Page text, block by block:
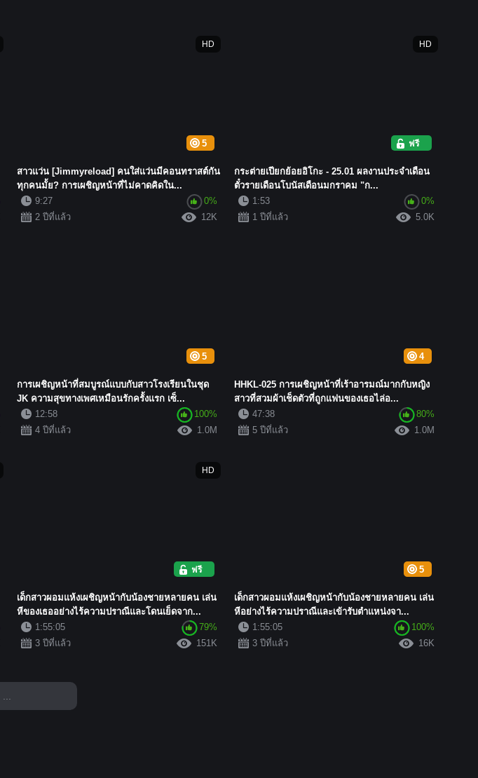
5
HD
สาวแว่น [Jimmyreload] คนใส่แว่นมีคอนทราสต์กัน
ทุกคนมั้ย? การเผชิญหน้าที่ไม่คาดคิดใน...
9:27
0%
2 ปีที่แล้ว
12K
ฟรี
HD
กระต่ายเปียกย้อยอิโกะ - 25.01 ผลงานประจำเดือน
ตั๋วรายเดือนโบนัสเดือนมกราคม "ก...
1:53
0%
1 ปีที่แล้ว
5.0K
5
การเผชิญหน้าที่สมบูรณ์แบบกับสาวโรงเรียนในชุด
JK ความสุขทางเพศเหมือนรักครั้งแรก เซ็...
12:58
100%
4 ปีที่แล้ว
1.0M
4
HHKL-025 การเผชิญหน้าที่เร้าอารมณ์มากกับหญิง
สาวที่สวมผ้าเช็ดตัวที่ถูกแฟนของเธอไล่อ...
47:38
80%
5 ปีที่แล้ว
1.0M
ฟรี
HD
เด็กสาวผอมแห้งเผชิญหน้ากับน้องชายหลายคน เล่น
หีของเธออย่างไร้ความปราณีและโดนเย็ดจาก...
1:55:05
79%
3 ปีที่แล้ว
151K
5
เด็กสาวผอมแห้งเผชิญหน้ากับน้องชายหลายคน เล่น
หีอย่างไร้ความปราณีและเข้ารับตำแหน่งจา...
1:55:05
100%
3 ปีที่แล้ว
16K